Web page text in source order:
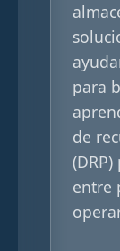
para
de
entre